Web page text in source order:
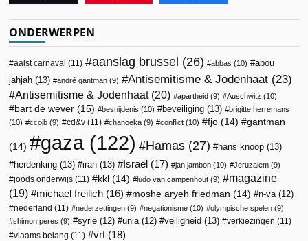
ONDERWERPEN
aalst carnaval (11) aanslag brussel (26) abbas (10)
abou
jahjah (13) andré gantman (9) Antisemitisme & Jodenhaat (23)
Antisemitisme & Jodenhaat(20) apartheid (9) Auschwitz (10)
bart de wever (15) besnijdenis (10) beveiliging (13)
brigitte herremans
(10)
ccojb (9) cd&v (11) chanoeka (9) conflict (10) fjo (14) gantman
(14) gaza (122) Hamas (27) hans knoop (13)
herdenking (13) iran (13) Israël (17) jan jambon (10) Jeruzalem (9)
joods onderwijs (11) kkl (14) ludo van campenhout (9)
magazine
(19)
michael freilich (16) moshe aryeh friedman (14) n-va (12)
nederland (11) nederzettingen (9) negationisme (10) olympische spelen (9)
shimon peres (9) syrië (12) unia (12) veiligheid (13) verkiezingen (11)
vlaams belang (11) vrt (18)